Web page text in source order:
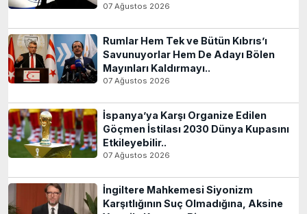
07 Ağustos 2026
Rumlar Hem Tek ve Bütün Kıbrıs’ı
Savunuyorlar Hem De Adayı Bölen
Mayınları Kaldırmayı..
07 Ağustos 2026
İspanya’ya Karşı Organize Edilen
Göçmen İstilası 2030 Dünya Kupasını
Etkileyebilir..
07 Ağustos 2026
İngiltere Mahkemesi Siyonizm
Karşıtlığının Suç Olmadığına, Aksine